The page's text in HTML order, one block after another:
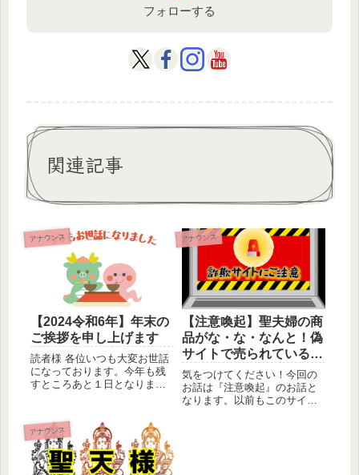
フォローする
関連記事
アナウンス
【2024令和6年】年末の
ご挨拶を申し上げます
読者様 各位いつも大変お世話
になっております。今年も残
すところあと１日となりまし
アナウンス
【注意喚起】聖夫婦の商
品がな・な・なんと！偽
サイトで売られているの
を見つけちゃいました！
気をつけてください！今回の
お話は『注意喚起』のお話と
なります。以前もこのサイト
アナウンス